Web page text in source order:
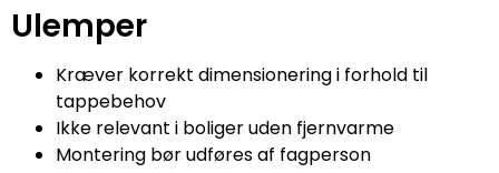
Ulemper
Kræver korrekt dimensionering i forhold til
tappebehov
Ikke relevant i boliger uden fjernvarme
Montering bør udføres af fagperson